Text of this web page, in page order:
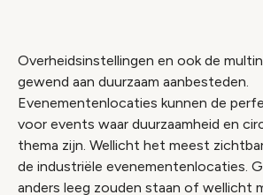
Wijzig cookie
Overheidsinstellingen en ook de
gewend aan duurzaam aanbesteden.
Evenementenlocaties kunnen de
voor events waar duurzaamheid en
thema zijn. Wellicht het meest
de industriële evenementenlocaties.
anders leeg zouden staan of wellicht